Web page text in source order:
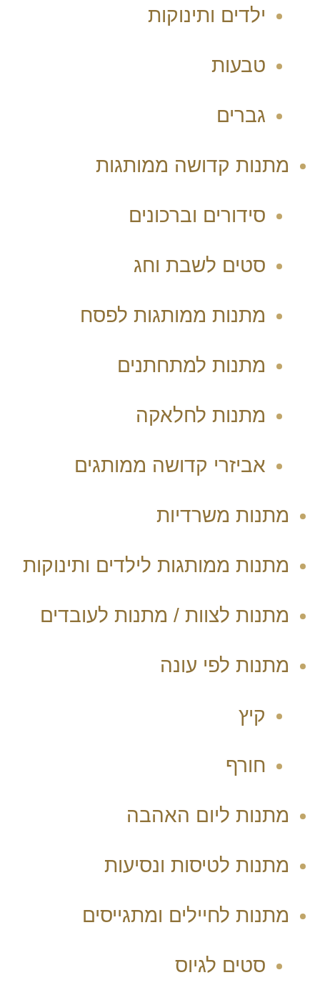
ילדים ותינוקות
טבעות
גברים
מתנות קדושה ממותגות
סידורים וברכונים
סטים לשבת וחג
מתנות ממותגות לפסח
מתנות למתחתנים
מתנות לחלאקה
אביזרי קדושה ממותגים
מתנות משרדיות
מתנות ממותגות לילדים ותינוקות
מתנות לצוות / מתנות לעובדים
מתנות לפי עונה
קיץ
חורף
מתנות ליום האהבה
מתנות לטיסות ונסיעות
מתנות לחיילים ומתגייסים
סטים לגיוס